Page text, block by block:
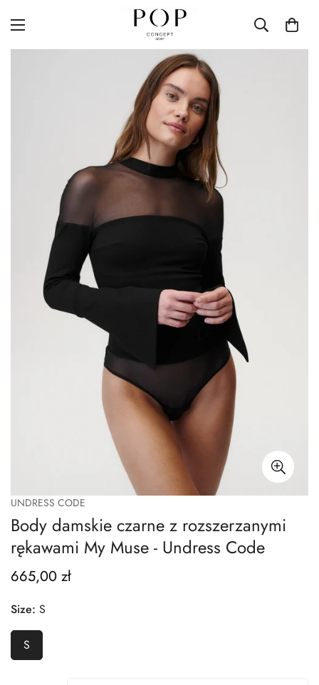
UNDRESS CODE
Body damskie czarne z rozszerzanymi
rękawami My Muse - Undress Code
Regular
665,00 zł
Size: S
S